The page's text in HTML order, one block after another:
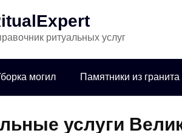
ритуальных услуг
могил Памятники из гранита
услуги